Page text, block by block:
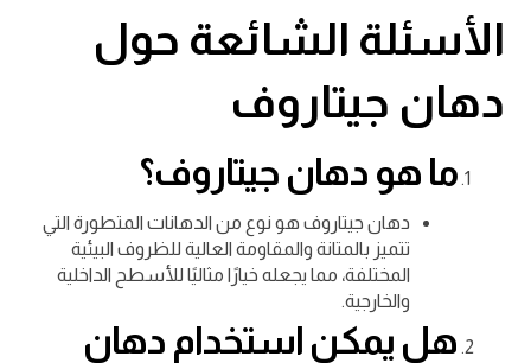
الأسئلة الشائعة حول
دهان جيتاروف
ما هو دهان جيتاروف؟
دهان جيتاروف هو نوع من الدهانات المتطورة التي
تتميز بالمتانة والمقاومة العالية للظروف البيئية
المختلفة، مما يجعله خيارًا مثاليًا للأسطح الداخلية
والخارجية.
هل يمكن استخدام دهان